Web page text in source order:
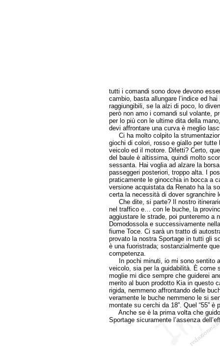
tutti i comandi sono dove devono
cambio, basta allungare l’indice ed
raggiungibili, se la alzi di poco, lo
però non amo i comandi sul volante,
per lo più con le ultime dita della
devi affrontare una curva è meglio
Ci ha molto colpito la
giochi di colori, rosso e giallo per tutte
veicolo ed il motore. Difetti? Certo,
del baule è altissima, quindi molto
sessanta. Hai voglia ad alzare la
passeggeri posteriori, troppo alta. I
praticamente le ginocchia in bocca a
versione acquistata da Renato ha la
certa la necessità di dover sgranchire
Che dite, si parte? Il nostro
nel traffico e… con le buche, la
aggiustare le strade, poi punteremo a
Domodossola e successivamente
fiume Toce. Ci sarà un tratto di
provato la nostra Sportage in tutti gli
è una fuoristrada; sostanzialmente
competenza.
In pochi minuti, io mi sono sentito a
veicolo, sia per la guidabilità. È come
moglie mi dice sempre che guiderei
merito al buon prodotto Kia in questo
rigida, nemmeno affrontando delle
veramente le buche nemmeno le si
montate su cerchi da 18”. Quel “55” è
Anche se è la prima volta che
Sportage sicuramente l’assenza